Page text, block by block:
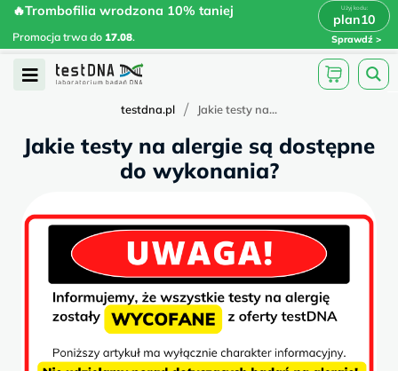
Skip
content
🔥Trombofilia wrodzona 10% taniej
Promocja trwa do 17.08.
plan10
Sprawdź
🔥Trombofilia wrodzona 10% taniej
plan10 x
Open
testdna.pl / Jakie testy na...
Jakie testy na alergie są dostępne
do wykonania?